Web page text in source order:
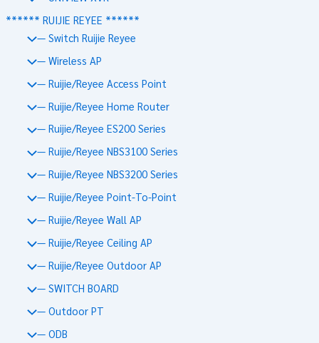
****** RUIJIE REYEE ******
— Switch Ruijie Reyee
— Wireless AP
— Ruijie/Reyee Access Point
— Ruijie/Reyee Home Router
— Ruijie/Reyee ES200 Series
— Ruijie/Reyee NBS3100 Series
— Ruijie/Reyee NBS3200 Series
— Ruijie/Reyee Point-To-Point
— Ruijie/Reyee Wall AP
— Ruijie/Reyee Ceiling AP
— Ruijie/Reyee Outdoor AP
— SWITCH BOARD
— Outdoor PT
— ODB